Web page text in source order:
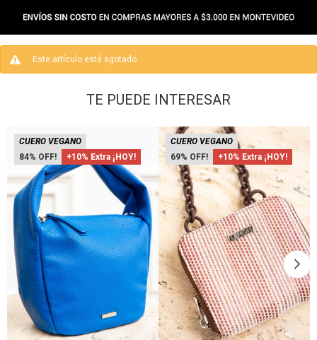
Este artículo está agotado.
TE PUEDE INTERESAR
84 +10% Extra ¡HOY!
CUERO VEGANO
Talle
69 +10% Extra ¡HOY!
CUERO VEGANO
Talle